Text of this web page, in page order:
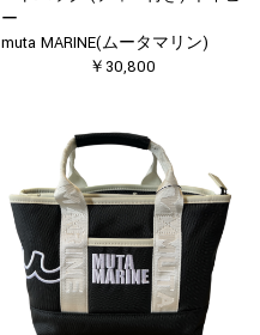
ー
muta MARINE(ムータマリン)
￥30,800